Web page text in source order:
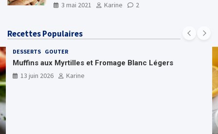
3 mai 2021
Karine 2
Recettes Populaires
DESSERTS GOUTER
Muffins aux Myrtilles et Fromage Blanc Légers
13 juin 2026
Karine